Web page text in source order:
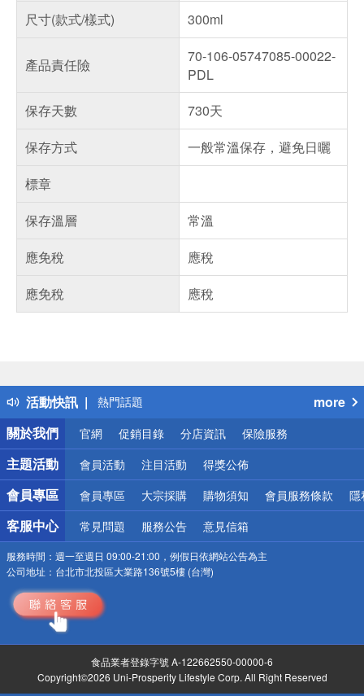
尺寸(款式/樣式)
300ml
產品責任險
70-106-05747085-00022-
PDL
保存天數
730天
保存方式
一般常溫保存，避免日曬
標章
保存溫層
常溫
應免稅
應稅
應免稅
應稅
活動快訊
得獎公告
熱門話題
銀行優惠
偏遠地區配送
詐騙網頁！請小心！
more
關於我們
官網 促銷目錄 分店資訊 保險服務
主題活動 會員活動 注目活動 得獎公佈
會員專區 會員專區 大宗採購 購物須知 會員服務條款 隱
客服中心 常見問題 服務公告 意見信箱
服務時間： 週一至週日 09:00-21:00，例假日依網站公告為主
公司地址： 台北市北投區大業路136號5樓 (台灣)
食品業者登錄字號 A-122662550-00000-6
Copyright©2026 Uni-Prosperity Lifestyle Corp. All Right Reserved